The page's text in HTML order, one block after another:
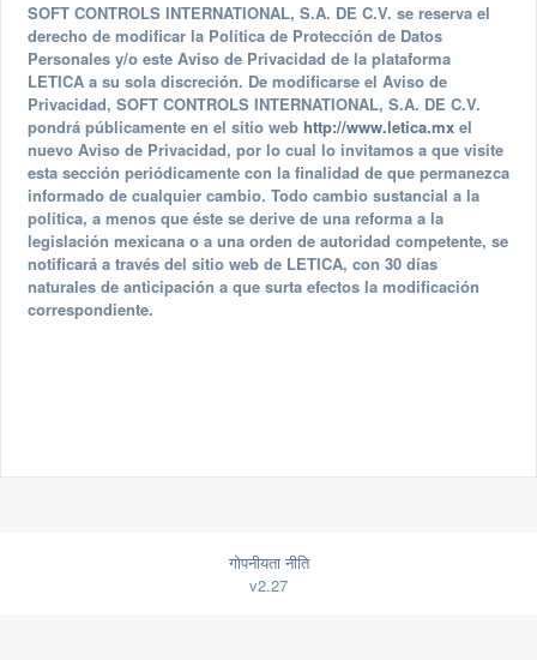
SOFT CONTROLS INTERNATIONAL, S.A. DE C.V. se reserva el
derecho de modificar la Política de Protección de Datos
Personales y/o este Aviso de Privacidad de la plataforma
LETICA a su sola discreción. De modificarse el Aviso de
Privacidad, SOFT CONTROLS INTERNATIONAL, S.A. DE C.V.
pondrá públicamente en el sitio web http://www.letica.mx el
nuevo Aviso de Privacidad, por lo cual lo invitamos a que visite
esta sección periódicamente con la finalidad de que permanezca
informado de cualquier cambio. Todo cambio sustancial a la
política, a menos que éste se derive de una reforma a la
legislación mexicana o a una orden de autoridad competente, se
notificará a través del sitio web de LETICA, con 30 días
naturales de anticipación a que surta efectos la modificación
correspondiente.
गोपनीयता नीति
v2.27